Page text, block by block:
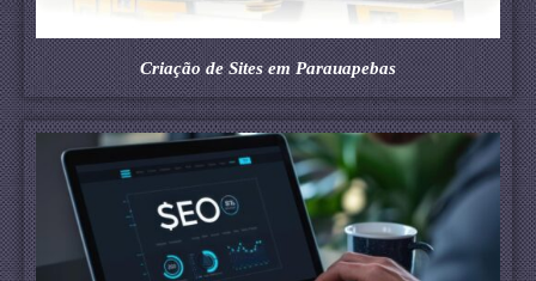
Criação de Sites em Parauapebas